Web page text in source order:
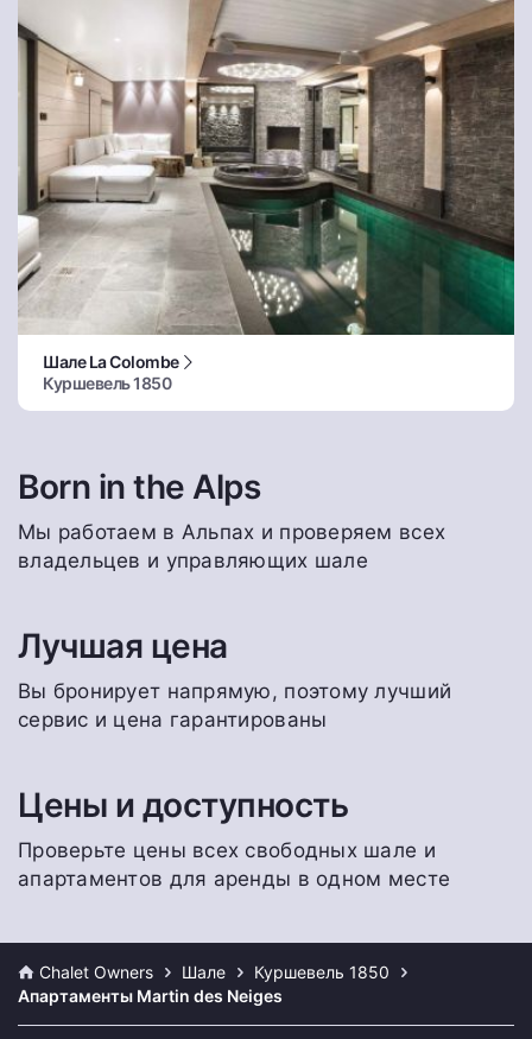
Шале La Colombe
Куршевель 1850
Born in the Alps
Мы работаем в Альпах и проверяем всех
владельцев и управляющих шале
Лучшая цена
Вы бронирует напрямую, поэтому лучший
сервис и цена гарантированы
Цены и доступность
Проверьте цены всех свободных шале и
апартаментов для аренды в одном месте
Chalet Owners Шале
Куршевель 1850
Апартаменты Martin des Neiges